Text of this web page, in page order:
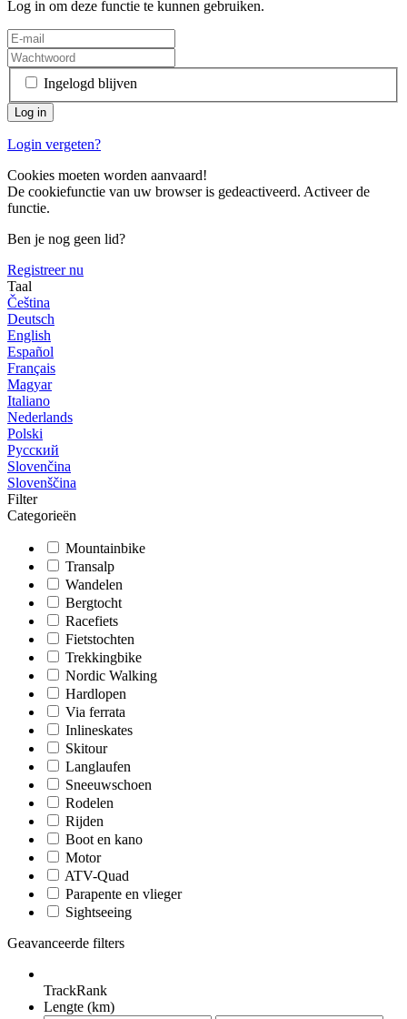
Log in om deze functie te kunnen gebruiken.
Ingelogd blijven
Login vergeten?
Cookies moeten worden aanvaard!
De cookiefunctie van uw browser is gedeactiveerd. Activeer de
functie.
Ben je nog geen lid?
Registreer nu
Taal
Čeština
Deutsch
English
Español
Français
Magyar
Italiano
Nederlands
Polski
Русский
Slovenčina
Slovenščina
Filter
Categorieën
Mountainbike
Transalp
Wandelen
Bergtocht
Racefiets
Fietstochten
Trekkingbike
Nordic Walking
Hardlopen
Via ferrata
Inlineskates
Skitour
Langlaufen
Sneeuwschoen
Rodelen
Rijden
Boot en kano
Motor
ATV-Quad
Parapente en vlieger
Sightseeing
Geavanceerde filters
TrackRank
Lengte (km)